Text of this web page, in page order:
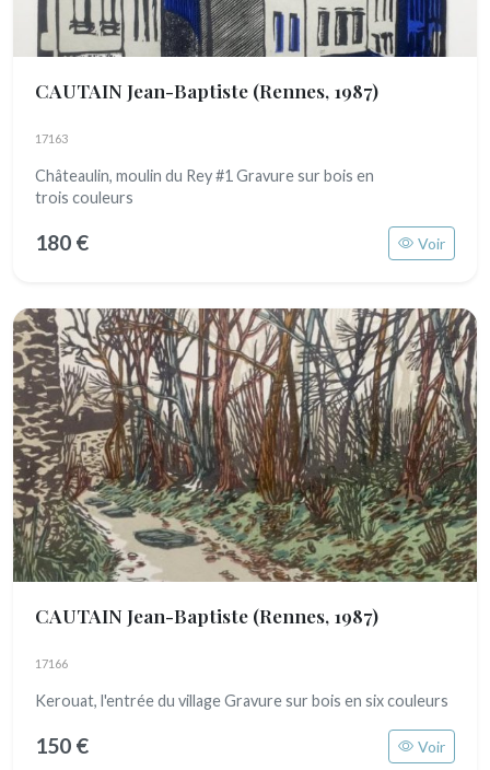
CAUTAIN Jean-Baptiste (Rennes, 1987)
17163
Châteaulin, moulin du Rey #1 Gravure sur bois en
trois couleurs
180 € Voir
CAUTAIN Jean-Baptiste (Rennes, 1987)
17166
Kerouat, l'entrée du village Gravure sur bois en six couleurs
150 € Voir